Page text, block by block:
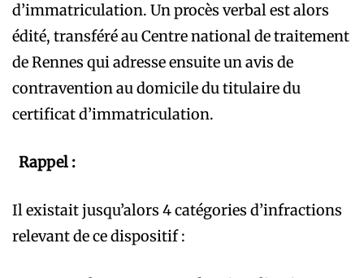
d’immatriculation. Un procès verbal est alors
édité, transféré au Centre national de traitement
de Rennes qui adresse ensuite un avis de
contravention au domicile du titulaire du
certificat d’immatriculation.
Rappel :
Il existait jusqu’alors 4 catégories d’infractions
relevant de ce dispositif :